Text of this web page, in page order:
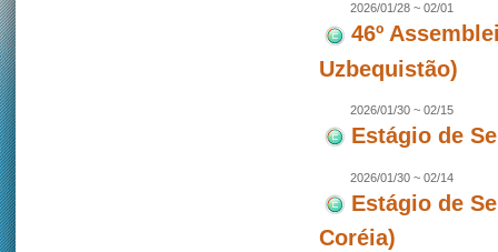
2026/01/28 ~ 02/01
46º
Uzbequistão)
2026/01/30 ~ 02/15
Estágio de
2026/01/30 ~ 02/14
Estágio de
Coréia)